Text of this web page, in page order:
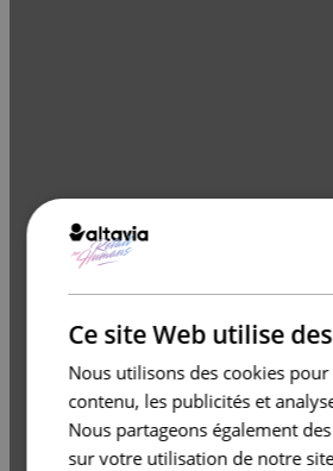
Ce site Web utilise
Nous utilisons des cookies
contenu, les publicités et
Nous partageons également
sur votre utilisation de notre